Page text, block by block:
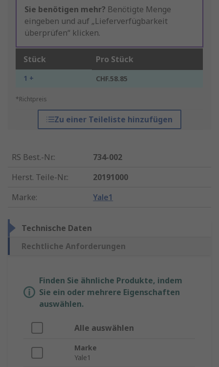
Sie benötigen mehr? Benötigte Menge
eingeben und auf „Lieferverfügbarkeit
überprüfen“ klicken.
Stück Pro Stück
1 + CHF.58.85
*Richtpreis
Zu einer Teileliste hinzufügen
RS Best.-Nr.:
734-002
Herst. Teile-Nr.:
20191000
Marke: Yale1
Technische Daten
Rechtliche Anforderungen
Finden Sie ähnliche Produkte, indem
Sie ein oder mehrere Eigenschaften
auswählen.
Alle auswählen
Marke
Yale1